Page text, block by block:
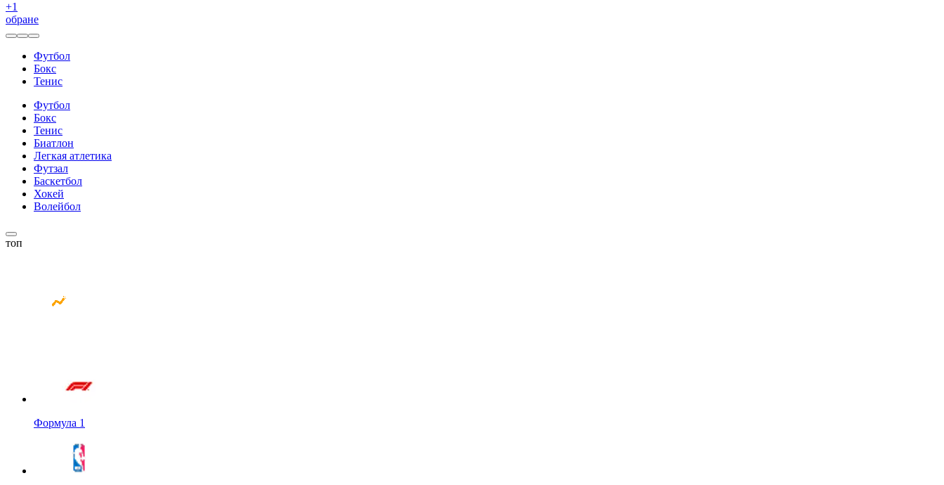
+1
обране
Футбол
Бокс
Тенис
Футбол
Бокс
Тенис
Биатлон
Легкая атлетика
Футзал
Баскетбол
Хокей
Волейбол
топ
Формула 1